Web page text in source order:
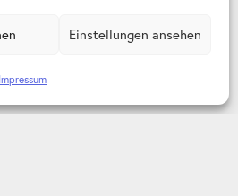
Einstellungen ansehen
Impressum2025
2025